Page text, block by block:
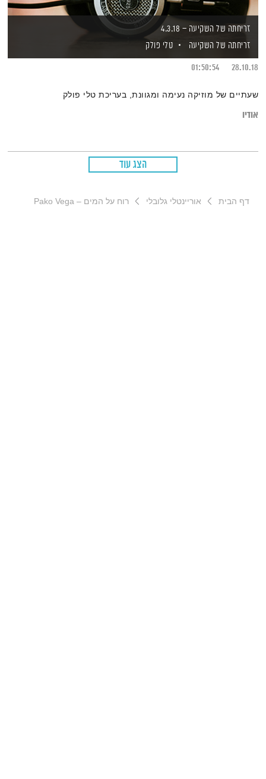
זריחתה של השקיעה – 4.3.18
זריחתה של השקיעה
טלי פולק
28.10.18
01:50:54
שעתיים של מוזיקה נעימה ומגוונת, בעריכת טלי פולק
אודיו
הצג עוד
דף הבית אוריינטלי גלובלי רוח על המים – Pako Vega